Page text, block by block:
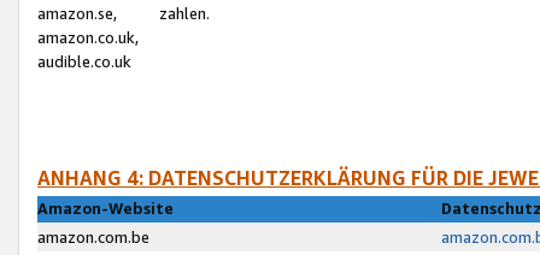
amazon.se,
amazon.co.uk,
audible.co.uk
zahlen.
ANHANG 4: DATENSCHUTZERKLÄRUNG FÜR DIE
Amazon-Website
amazon.com.be